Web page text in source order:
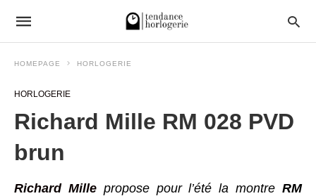
HOMEPAGE HORLOGERIE
HORLOGERIE
Richard Mille RM 028 PVD
brun
Richard Millepropose pour l’été la montre RM